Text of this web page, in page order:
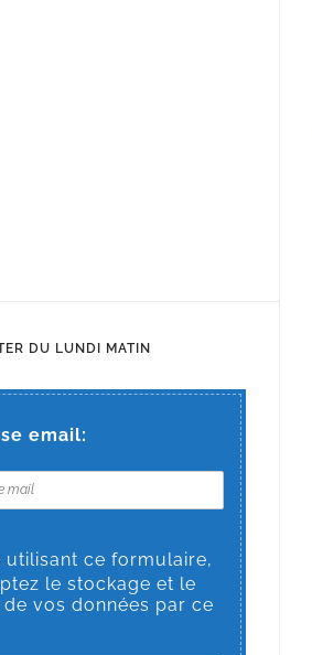
DU LUNDI MATIN
email:
utilisant ce formulaire,
le stockage et le
vos données par ce